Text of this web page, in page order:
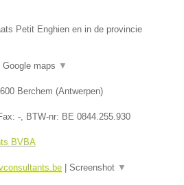
Petit Enghien en in de provincie
Google maps ▼
Berchem (Antwerpen)
- , BTW-nr: BE 0844.255.930
BVBA
Screenshot ▼